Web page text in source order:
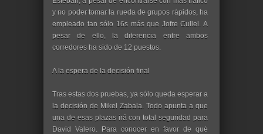
y no poder tomar la rueda de grupos rápidos, ha
empleado tan sólo 16s más que Jofre Cullel. A
pesar de ello, la diferencia entre ambos
corredores ha sido de 12 puestos.
A la espera de la decisión final
Tras estas dos pruebas, ya sólo queda esperar a
la decisión de Mikel Zabala. Todo apunta a que
una de esas plazas irá con total seguridad para
David Valero. Para conocer en favor de qué